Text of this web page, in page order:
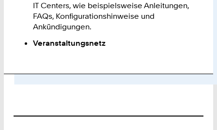
IT Centers, wie beispielsweise Anleitungen,
FAQs, Konfigurationshinweise und
Ankündigungen.
Veranstaltungsnetz